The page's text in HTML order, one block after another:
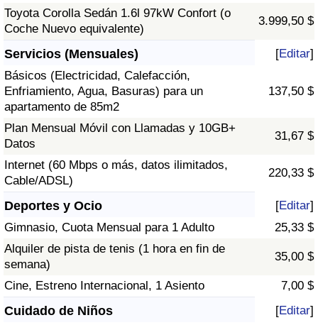
Toyota Corolla Sedán 1.6l 97kW Confort (o
Coche Nuevo equivalente)
3.999,50 $
Servicios (Mensuales) [Editar]
Básicos (Electricidad, Calefacción,
Enfriamiento, Agua, Basuras) para un
apartamento de 85m2
137,50 $
Plan Mensual Móvil con Llamadas y 10GB+
Datos
31,67 $
Internet (60 Mbps o más, datos ilimitados,
Cable/ADSL)
220,33 $
Deportes y Ocio [Editar]
Gimnasio, Cuota Mensual para 1 Adulto
25,33 $
Alquiler de pista de tenis (1 hora en fin de
semana)
35,00 $
Cine, Estreno Internacional, 1 Asiento 7,00 $
Cuidado de Niños [Editar]